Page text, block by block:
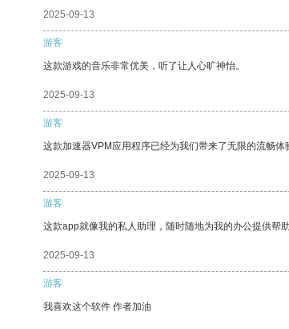
2025-09-13
游客
这款游戏的音乐非常优美，听了让人心旷神怡。
2025-09-13
游客
这款加速器VPM应用程序已经为我们带来了无限的流畅体
2025-09-13
游客
这款app就像我的私人助理，随时随地为我的办公提供帮
2025-09-13
游客
我喜欢这个软件 作者加油